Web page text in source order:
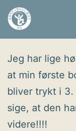
Fortsæt
Arbejdsglæde
Udgivet
Jeg har lige
at min første
bliver trykt i 3.
sige, at den
videre!!!!